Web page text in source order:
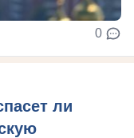
0
ли